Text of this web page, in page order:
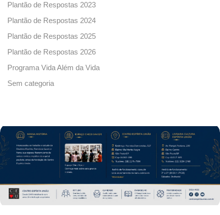
Plantão de Respostas 2023
Plantão de Respostas 2024
Plantão de Respostas 2025
Plantão de Respostas 2026
Programa Vida Além da Vida
Sem categoria